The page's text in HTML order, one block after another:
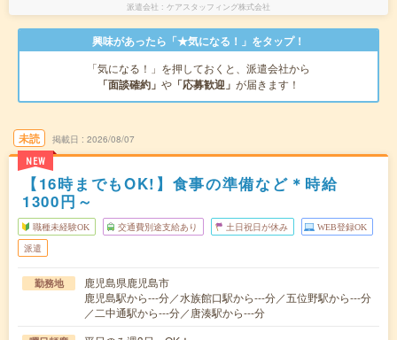
派遣会社 ケアスタッフィング株式会社
興味があったら「★気になる！」をタップ！
「気になる！」を押しておくと、派遣会社から
「面談確約」 や 「応募歓迎」 が届きます！
未読
NEW
掲載日 2026/08/07
【16時までもOK!】食事の準備など＊時給
1300円～
職種未経験OK 交通費別途支給あり 土日祝日が休み WEB登録OK
派遣
勤務地
鹿児島県鹿児島市
鹿児島駅から---分／水族館口駅から---分／五位野駅から---分
／二中通駅から---分／唐湊駅から---分